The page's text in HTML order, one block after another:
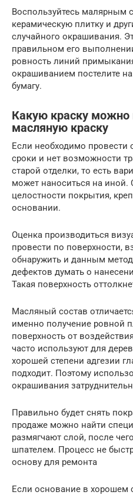
Воспользуйтесь малярным
керамическую плитку и
случайного окрашивания.
правильном его
ровность линий
окрашиванием постелите
бумагу.
Какую краску можно
масляную краску
Если необходимо провести
сроки и нет возможности
старой отделки, то есть
может наноситься на иной.
целостности покрытия,
основании.
Оценка производиться
провести по поверхности,
обнаружить и данным
дефектов думать о
Такая поверхность
Масляный состав
именно получение ровной
поверхность от
часто используют для
хорошей степени адгезии
подходит. Поэтому
окрашивания
Правильно будет снять
продаже можно найти
размягчают слой, после
шпателем. Процесс не
основу для ремонта
Если основание в хорошем